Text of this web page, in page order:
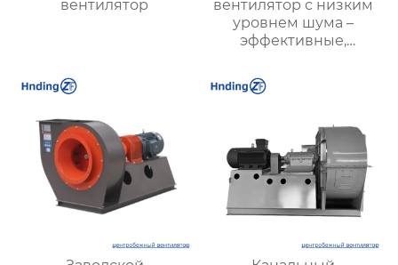
вентилятор
вентилятор с низким
уровнем шума –
эффективные,
малошумные
решения для
Hengding Fan